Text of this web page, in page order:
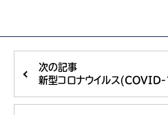
次の記事
新型コロナウイルス